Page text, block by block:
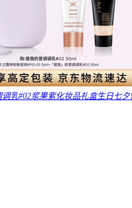
乳#02浆果紫化妆品礼盒生日七